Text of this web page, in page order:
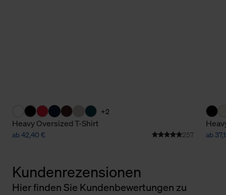
+2
Heavy Oversized T-Shirt
ab 42,40 € 257 ab
Kundenrezensionen
Hier finden Sie Kundenbewertungen zu